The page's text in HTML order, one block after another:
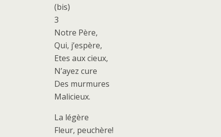
(bis)
3
Notre Père,
Qui, j’espère,
Etes aux cieux,
N’ayez cure
Des murmures
Malicieux.
La légère
Fleur, peuchère!